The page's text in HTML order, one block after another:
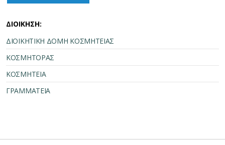
ΔΙΟΙΚΗΣΗ:
ΔΙΟΙΚΗΤΙΚΗ ΔΟΜΗ ΚΟΣΜΗΤΕΙΑΣ
ΚΟΣΜΗΤΟΡΑΣ
ΚΟΣΜΗΤΕΙΑ
ΓΡΑΜΜΑΤΕΙΑ